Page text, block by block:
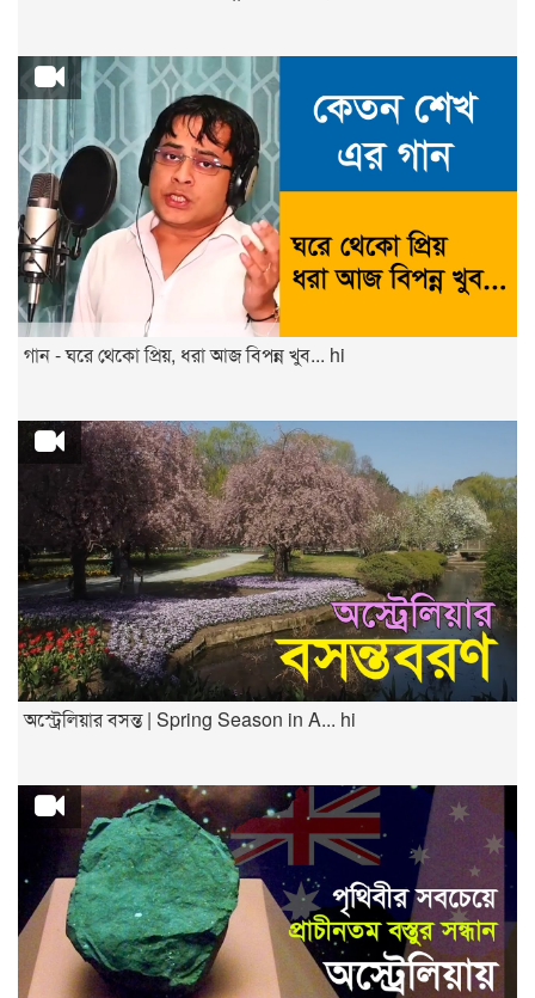
গান - ঘরে থেকো প্রিয়, ধরা আজ বিপন্ন খুব... hi
অস্ট্রেলিয়ার বসন্ত | Spring Season in A... hi